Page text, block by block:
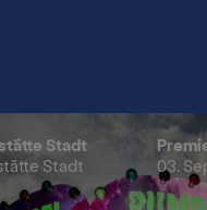
Stadt
Stadt
03.